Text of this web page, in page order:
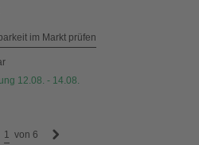
im Markt prüfen
12.08. - 14.08.
1 von 6